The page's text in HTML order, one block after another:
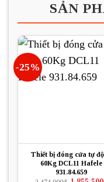
SẢN
-25%
Thiết bị đóng cửa tự
60Kg DCL11 Hafele
931.84.659